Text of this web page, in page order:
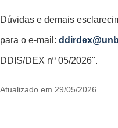
Dúvidas e demais
para o e-mail:
DDIS/DEX nº 05/2026".
Atualizado em 29/05/2026